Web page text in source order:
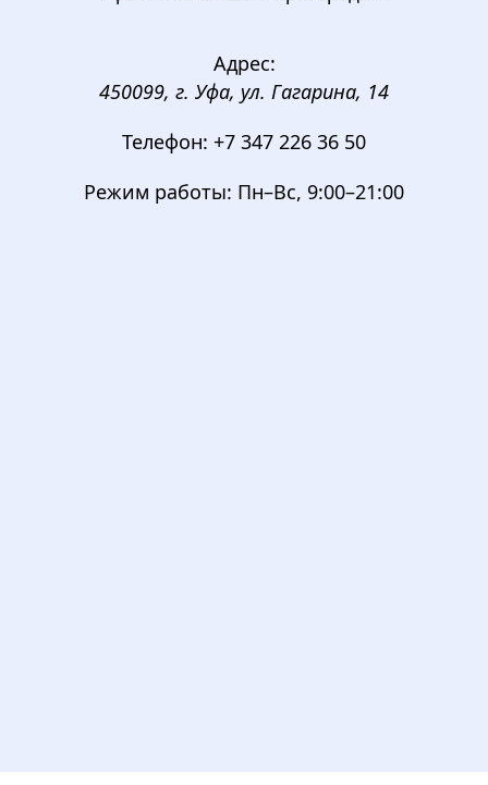
Адрес:
450099, г. Уфа, ул. Гагарина, 14
Телефон: +7 347 226 36 50
Режим работы: Пн–Вс, 9:00–21:00